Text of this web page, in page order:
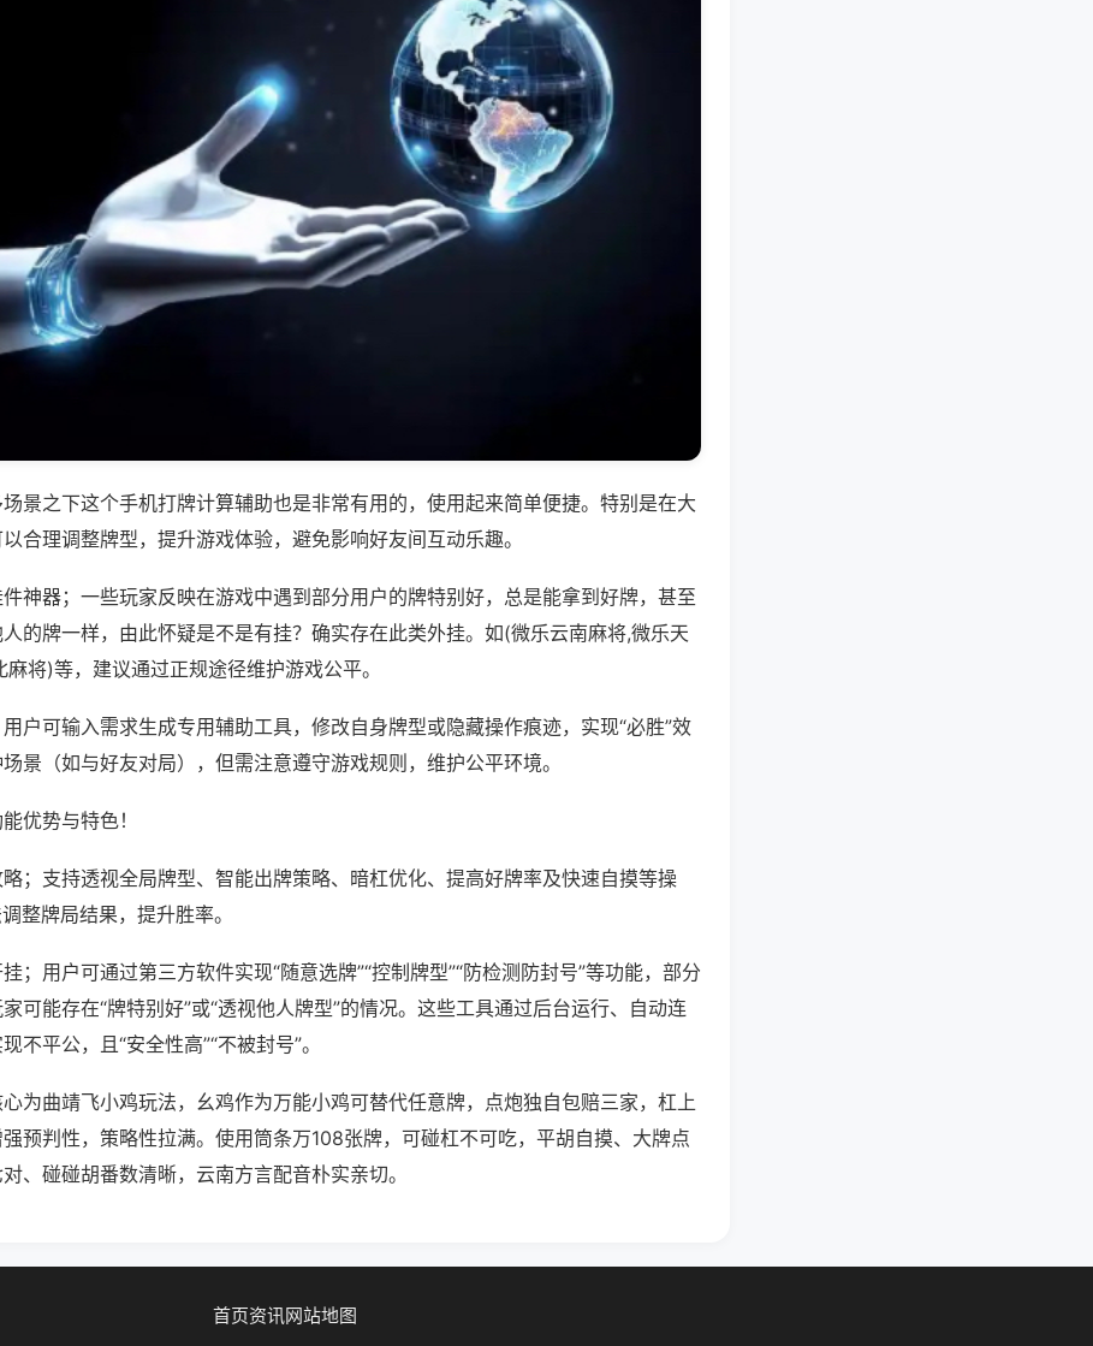
景之下这个手机打牌计算辅助也是非常有用的，使用起来简单便捷。特别是在大
合理调整牌型，提升游戏体验，避免影响好友间互动乐趣。
神器；一些玩家反映在游戏中遇到部分用户的牌特别好，总是能拿到好牌，甚至
的牌一样，由此怀疑是不是有挂？确实存在此类外挂。如(微乐云南麻将,微乐天
将)等，建议通过正规途径维护游戏公平。
户可输入需求生成专用辅助工具，修改自身牌型或隐藏操作痕迹，实现“必胜”效
景（如与好友对局），但需注意遵守游戏规则，维护公平环境。
优势与特色！
；支持透视全局牌型、智能出牌策略、暗杠优化、提高好牌率及快速自摸等操
整牌局结果，提升胜率。
；用户可通过第三方软件实现“随意选牌”“控制牌型”“防检测防封号”等功能，部分
可能存在“牌特别好”或“透视他人牌型”的情况。这些工具通过后台运行、自动连
不平公，且“安全性高”“不被封号”。
为曲靖飞小鸡玩法，幺鸡作为万能小鸡可替代任意牌，点炮独自包赔三家，杠上
预判性，策略性拉满。使用筒条万108张牌，可碰杠不可吃，平胡自摸、大牌点
、碰碰胡番数清晰，云南方言配音朴实亲切。
首页资讯网站地图